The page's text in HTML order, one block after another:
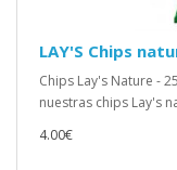
LAY'S Chips
Chips Lay's Nature -
nuestras chips Lay's
4.00€